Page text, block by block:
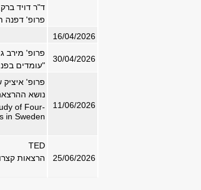
ד"ר דויד
פרופ' דפנה
16/04/2026
30/04/2026
פרופ' מירב
"עומדים
11/06/2026
פרופ' איציק
נושא
of Four-
in Sweden
25/06/2026
TED
הרצאות